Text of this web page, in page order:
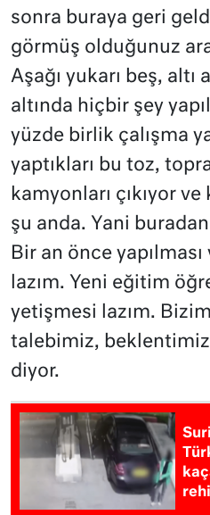
sonra buraya geri
görmüş olduğunuz
Aşağı yukarı beş, altı
altında hiçbir şey
yüzde birlik çalışma
yaptıkları bu toz,
kamyonları çıkıyor
şu anda. Yani
Bir an önce yapılması
lazım. Yeni eğitim
yetişmesi lazım.
talebimiz,
diyor.